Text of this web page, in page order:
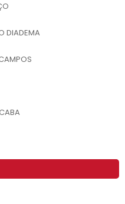
DIADEMA